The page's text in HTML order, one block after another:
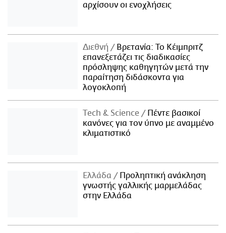
αρχίσουν οι ενοχλήσεις
Διεθνή
Βρετανία: Το Κέιμπριτζ
επανεξετάζει τις διαδικασίες
πρόσληψης καθηγητών μετά την
παραίτηση διδάσκοντα για
λογοκλοπή
Τech & Science
Πέντε βασικοί
κανόνες για τον ύπνο με αναμμένο
κλιματιστικό
Ελλάδα
Προληπτική ανάκληση
γνωστής γαλλικής μαρμελάδας
στην Ελλάδα